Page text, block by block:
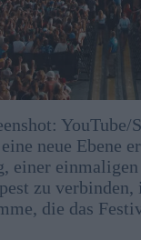
YouTube/
neue Ebene
zu verbinden,
die das